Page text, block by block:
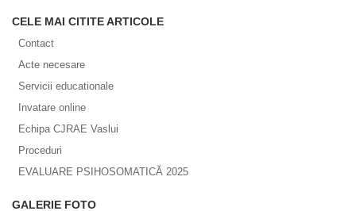
CELE MAI CITITE ARTICOLE
Contact
Acte necesare
Servicii educationale
Invatare online
Echipa CJRAE Vaslui
Proceduri
EVALUARE PSIHOSOMATICĂ 2025
GALERIE FOTO